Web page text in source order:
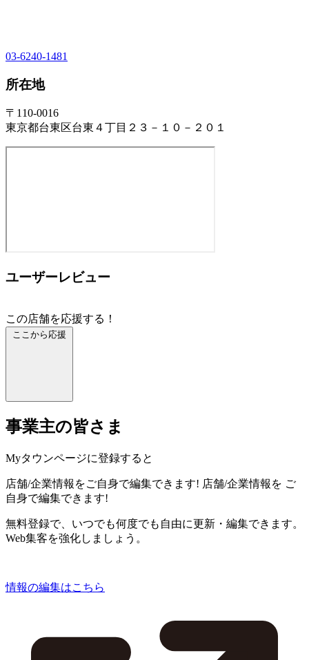
03-6240-1481
所在地
〒110-0016
東京都台東区台東４丁目２３－１０－２０１
ユーザーレビュー
この店舗を応援する！
ここから応援
事業主の皆さま
Myタウンページに登録すると
店舗/企業情報をご自身で編集できます! 店舗/企業情報を ご
自身で編集できます!
無料登録で、いつでも何度でも自由に更新・編集できます。
Web集客を強化しましょう。
情報の編集はこちら